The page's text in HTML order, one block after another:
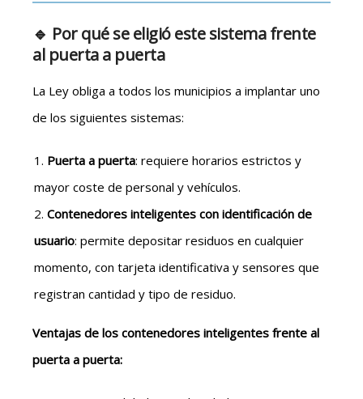
🔹 Por qué se eligió este sistema frente
al puerta a puerta
La Ley obliga a todos los municipios a implantar uno
de los siguientes sistemas:
Puerta a puerta: requiere horarios estrictos y
mayor coste de personal y vehículos.
Contenedores inteligentes con identificación de
usuario: permite depositar residuos en cualquier
momento, con tarjeta identificativa y sensores que
registran cantidad y tipo de residuo.
Ventajas de los contenedores inteligentes frente al
puerta a puerta: